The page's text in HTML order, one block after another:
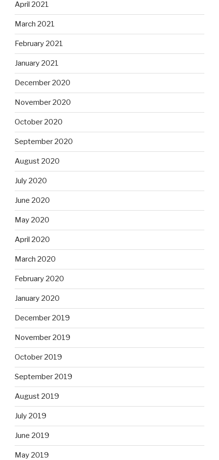
April 2021
March 2021
February 2021
January 2021
December 2020
November 2020
October 2020
September 2020
August 2020
July 2020
June 2020
May 2020
April 2020
March 2020
February 2020
January 2020
December 2019
November 2019
October 2019
September 2019
August 2019
July 2019
June 2019
May 2019